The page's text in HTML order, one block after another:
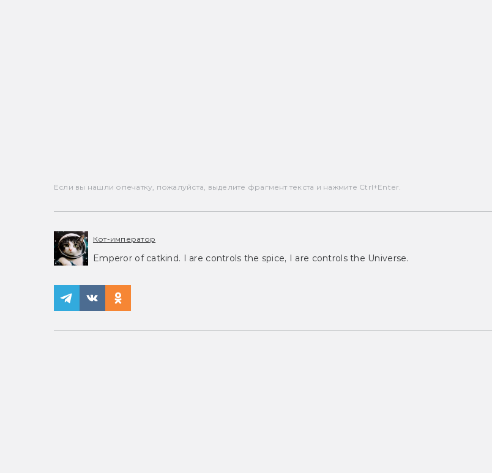
Если вы нашли опечатку, пожалуйста, выделите фрагмент текста и нажмите Ctrl+Enter.
Кот-император
Emperor of catkind. I are controls the spice, I are controls the Universe.